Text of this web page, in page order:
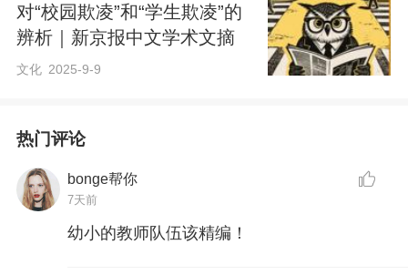
对“校园欺凌”和“学生欺凌”的
辨析｜新京报中文学术文摘
文化 2025-9-9
热门评论
bonge帮你
7天前
幼小的教师队伍该精编！